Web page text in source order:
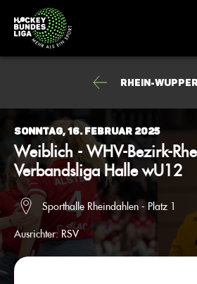
Rhein-
Sonntag, 16. Februar 2025
Weiblich - WHV-Bezirk-
Verbandsliga Halle wU12
Sporthalle Rheindahlen - Platz 1
Ausrichter:RSV